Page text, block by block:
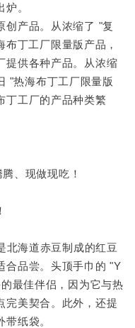
。
创产品。从浓缩了 "复
丁工厂限量版产品，
提供各种产品。从浓缩
"热海布丁工厂限量版
丁工厂的产品种类繁
、现做现吃！
北海道赤豆制成的红豆
合品尝。头顶手巾的 "Y
最佳伴侣，因为它与热
完美契合。此外，还提
纸袋。